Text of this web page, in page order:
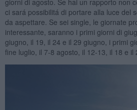
ci sará possibilitá di portare alla luce del
da aspettare. Se sei single, le giornate
interessante, saranno i primi giorni di
giugno, il 19, il 24 e il 29 giugno, i primi
fine luglio, il 7-8 agosto, il 12-13, il 18 e il